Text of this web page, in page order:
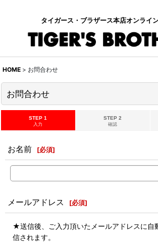
タイガース・ブラザース本店オンライ
HOME > お問合わせ
お問合わせ
STEP 1
入力
STEP 2
確認
お名前 [必須]
メールアドレス [必須]
★送信後、ご入力頂いたメールアドレスに自
信されます。